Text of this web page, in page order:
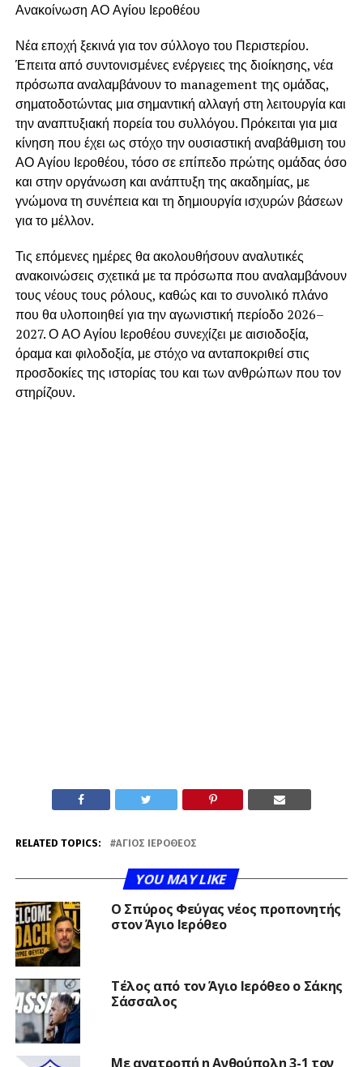
Ανακοίνωση ΑΟ Αγίου Ιεροθέου
Νέα εποχή ξεκινά για τον σύλλογο του Περιστερίου.
Έπειτα από συντονισμένες ενέργειες της διοίκησης, νέα
πρόσωπα αναλαμβάνουν το management της ομάδας,
σηματοδοτώντας μια σημαντική αλλαγή στη λειτουργία και
την αναπτυξιακή πορεία του συλλόγου. Πρόκειται για μια
κίνηση που έχει ως στόχο την ουσιαστική αναβάθμιση του
ΑΟ Αγίου Ιεροθέου, τόσο σε επίπεδο πρώτης ομάδας όσο
και στην οργάνωση και ανάπτυξη της ακαδημίας, με
γνώμονα τη συνέπεια και τη δημιουργία ισχυρών βάσεων
για το μέλλον.
Τις επόμενες ημέρες θα ακολουθήσουν αναλυτικές
ανακοινώσεις σχετικά με τα πρόσωπα που αναλαμβάνουν
τους νέους τους ρόλους, καθώς και το συνολικό πλάνο
που θα υλοποιηθεί για την αγωνιστική περίοδο 2026–
2027. Ο ΑΟ Αγίου Ιεροθέου συνεχίζει με αισιοδοξία,
όραμα και φιλοδοξία, με στόχο να ανταποκριθεί στις
προσδοκίες της ιστορίας του και των ανθρώπων που τον
στηρίζουν.
RELATED TOPICS: ΆΓΙΟΣ ΙΕΡΌΘΕΟΣ
YOU MAY LIKE
Ο Σπύρος Φεύγας νέος προπονητής
στον Άγιο Ιερόθεο
Τέλος από τον Άγιο Ιερόθεο ο Σάκης
Σάσσαλος
Με ανατροπή η Ανθούπολη 3-1 τον